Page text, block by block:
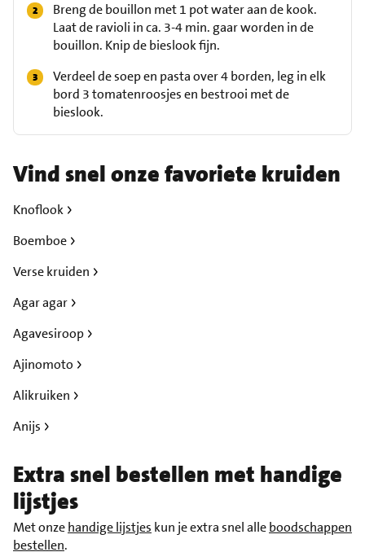
Breng de bouillon met 1 pot water aan de kook.
Laat de ravioli in ca. 3-4 min. gaar worden in de
bouillon. Knip de bieslook fijn.
Verdeel de soep en pasta over 4 borden, leg in elk
bord 3 tomatenroosjes en bestrooi met de
bieslook.
Vind snel onze favoriete kruiden
Knoflook
Boemboe
Verse kruiden
Agar agar
Agavesiroop
Ajinomoto
Alikruiken
Anijs
Extra snel bestellen met handige
lijstjes
Met onzehandige lijstjes kun je extra snel alleboodschappen
bestellen.